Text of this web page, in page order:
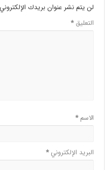
لن يتم نشر عنوان بريدك
التعليق*
الاسم*
البريد الإلكتروني*